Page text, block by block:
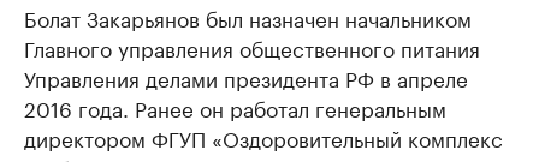
Болат Закарьянов был назначен начальником
Главного управления общественного питания
Управления делами президента РФ в апреле
2016 года. Ранее он работал генеральным
директором ФГУП «Оздоровительный комплекс